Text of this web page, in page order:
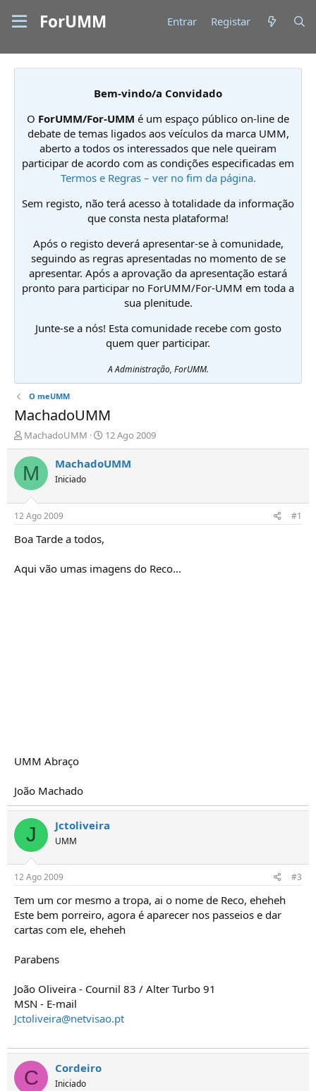
ForUMM Entrar Registar
Bem-vindo/a Convidado
O ForUMM/For-UMM é um espaço público on-line de
debate de temas ligados aos veículos da marca UMM,
aberto a todos os interessados que nele queiram
participar de acordo com as condições especificadas em
Termos e Regras – ver no fim da página.
Sem registo, não terá acesso à totalidade da informação
que consta nesta plataforma!
Após o registo deverá apresentar-se à comunidade,
seguindo as regras apresentadas no momento de se
apresentar. Após a aprovação da apresentação estará
pronto para participar no ForUMM/For-UMM em toda a
sua plenitude.
Junte-se a nós! Esta comunidade recebe com gosto
quem quer participar.
A Administração, ForUMM.
O meUMM
MachadoUMM
I
n
i
c
i
d
o
r
T
MachadoUMM
D
a
t
o
12 Ago 2009
M MachadoUMM
Iniciado
12 Ago 2009 #1
Boa Tarde a todos,
Aqui vão umas imagens do Reco...
UMM Abraço
João Machado
J Jctoliveira
UMM
12 Ago 2009 #3
Tem um cor mesmo a tropa, ai o nome de Reco, eheheh
Este bem porreiro, agora é aparecer nos passeios e dar
cartas com ele, eheheh
Parabens
João Oliveira - Cournil 83 / Alter Turbo 91
MSN - E-mail
Jctoliveira@netvisao.pt
C Cordeiro
Iniciado